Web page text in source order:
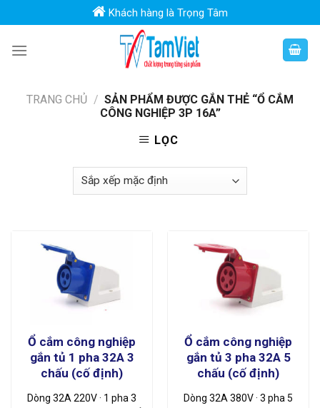
to
content
Khách hàng là Trọng Tâm
TRANG CHỦ / SẢN PHẨM ĐƯỢC GẮN THẺ “Ổ CẮM
CÔNG NGHIỆP 3P 16A”
LỌC
Ổ cắm công nghiệp
gắn tủ 1 pha 32A 3
chấu (cố định)
Dòng 32A 220V · 1 pha 3
Ổ cắm công nghiệp
gắn tủ 3 pha 32A 5
chấu (cố định)
Dòng 32A 380V · 3 pha 5